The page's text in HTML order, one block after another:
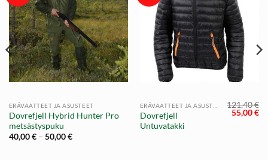
ERÄVAATTEET JA ASUSTEET
Dovrefjell Hybrid Hunter Pro
metsästyspuku
40,00€ – 50,00€Hintaluokka:
Dovrefjell
Untuvatakki
121,40€
hinta
55,00€
€.